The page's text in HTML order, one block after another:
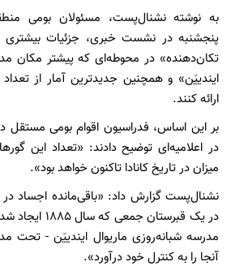
به نوشته نشنال‌پست، مسئولان بومی
پنجشنبه در نشست خبری، جزئیات
تکان‌دهنده» در محوطه‌ای که پیشتر مکان
ایندییَن» و همچنین جدیدترین آمار از
ارائه کنند.
بر این اساس، فدراسیون اقوام بومی مستقل
در اعلامیه‌ای توضیح دادند: «تعداد این
میزان در تاریخ کانادا تاکنون خواهد بود».
نشنال‌پست گزارش داد: «باقی‌مانده اجساد
در یک قبرستان
مدرسه شبانه‌روزی ماریوال ایندییَن - تحت
آنجا را به کنترل خود درآورد».